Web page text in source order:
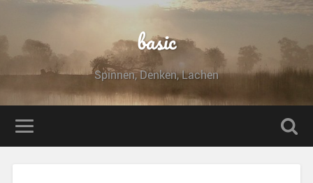
basic
Spinnen, Denken, Lachen